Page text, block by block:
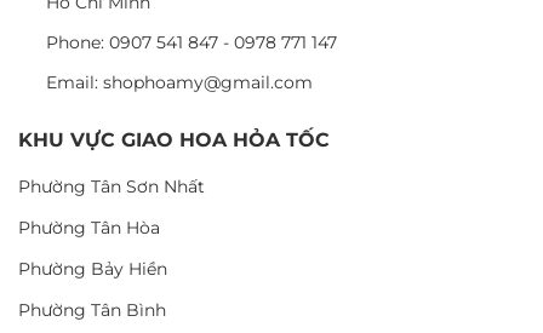
Phone: 0907 541 847 - 0978 771 147
Email: shophoamy@gmail.com
KHU VỰC GIAO HOA HỎA TỐC
Phường Tân Sơn Nhất
Phường Tân Hòa
Phường Bảy Hiền
Phường Tân Bình